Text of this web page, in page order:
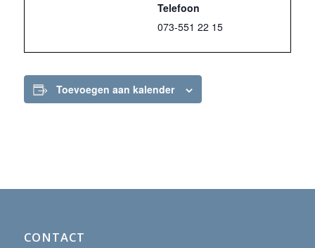
Telefoon
073-551 22 15
Toevoegen aan kalender
CONTACT